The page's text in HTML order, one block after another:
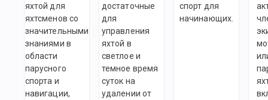
яхтой для
яхтсменов со
значительными
знаниями в
области
парусного
спорта и
навигации,
достаточные
для
управления
яхтой в
светлое и
темное время
суток на
удалении от
спорт для
начинающих.